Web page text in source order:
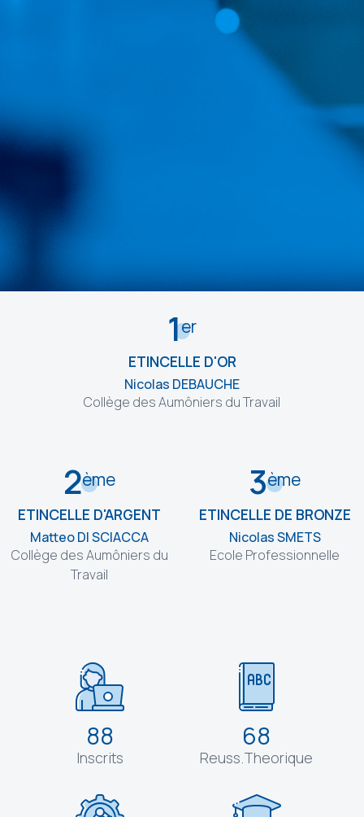
3ème
ETINCELLE DE BRONZE
Nicolas SMETS
Ecole Professionnelle
1er
ETINCELLE D'OR
Nicolas DEBAUCHE
Collège des Aumôniers du Travail
2ème
ETINCELLE D'ARGENT
Matteo DI SCIACCA
Collège des Aumôniers du
Travail
88
Inscrits
68
Reuss.Theorique